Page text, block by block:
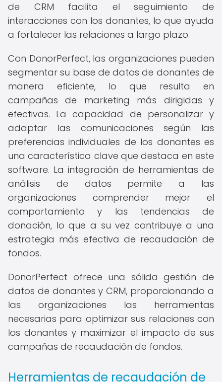
de CRM facilita el seguimiento de
interacciones con los donantes, lo que ayuda
a fortalecer las relaciones a largo plazo.
Con DonorPerfect, las organizaciones pueden
segmentar su base de datos de donantes de
manera eficiente, lo que resulta en
campañas de marketing más dirigidas y
efectivas. La capacidad de personalizar y
adaptar las comunicaciones según las
preferencias individuales de los donantes es
una característica clave que destaca en este
software. La integración de herramientas de
análisis de datos permite a las
organizaciones comprender mejor el
comportamiento y las tendencias de
donación, lo que a su vez contribuye a una
estrategia más efectiva de recaudación de
fondos.
DonorPerfect ofrece una sólida gestión de
datos de donantes y CRM, proporcionando a
las organizaciones las herramientas
necesarias para optimizar sus relaciones con
los donantes y maximizar el impacto de sus
campañas de recaudación de fondos.
Herramientas de recaudación de